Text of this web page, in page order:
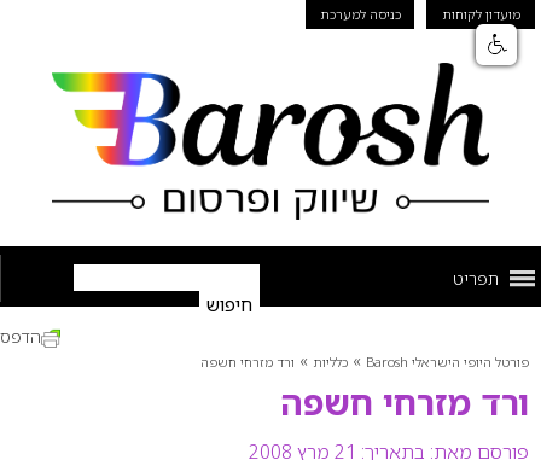
מועדון לקוחות כניסה למערכת
תפריט
פורטל היופי הישראלי Barosh » כלליות » ורד מזרחי חשפה
ורד מזרחי חשפה
פורסם מאת: בתאריך: 21 מרץ 2008
הדפס